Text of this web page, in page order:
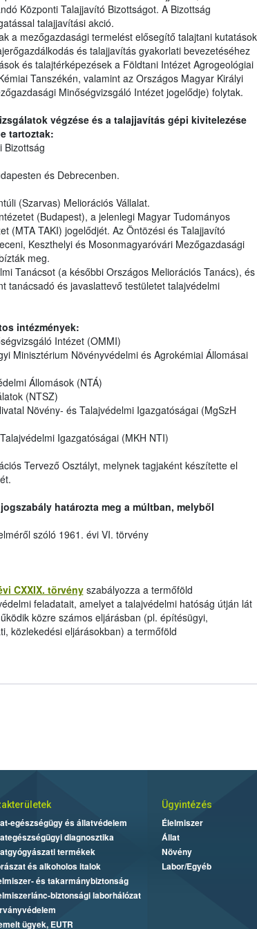
Központi Talajjavító Bizottságot. A Bizottság
talajjavítási akció.
a mezőgazdasági termelést elősegítő talajtani kutatások
és talajjavítás gyakorlati bevezetéséhez
és talajtérképezések a Földtani Intézet Agrogeológiai
Tanszékén, valamint az Országos Magyar Királyi
Minőségvizsgáló Intézet jogelődje) folytak.
végzése és a talajjavítás gépi kivitelezése
tartoztak:
és Debrecenben.
(Szarvas) Meliorációs Vállalat.
(Budapest), a jelenlegi Magyar Tudományos
(MTA TAKI) jogelődjét. Az Öntözési és Talajjavító
Keszthelyi és Mosonmagyaróvári Mezőgazdasági
meg.
Tanácsot (a későbbi Országos Meliorációs Tanács), és
tanácsadó és javaslattevő testületet talajvédelmi
intézmények:
Intézet (OMMI)
Minisztérium Növényvédelmi és Agrokémiai Állomásai
Állomások (NTÁ)
(NTSZ)
Növény- és Talajvédelmi Igazgatóságai (MgSzH
Igazgatóságai (MKH NTI)
Tervező Osztályt, melynek tagjaként készítette el
határozta meg a múltban, melyből
szóló 1961. évi VI. törvény
CXXIX. törvényszabályozza a termőföld
feladatait, amelyet a talajvédelmi hatóság útján lát
közre számos eljárásban (pl. építésügyi,
közlekedési eljárásokban) a termőföld
egészségügy és állatvédelem
diagnosztika
termékek
és alkoholos italok
és takarmánybiztonság
biztonsági laborhálózat
ügyek, EUTR
Ügyintézés
Élelmiszer
Állat
Növény
Labor/Egyéb